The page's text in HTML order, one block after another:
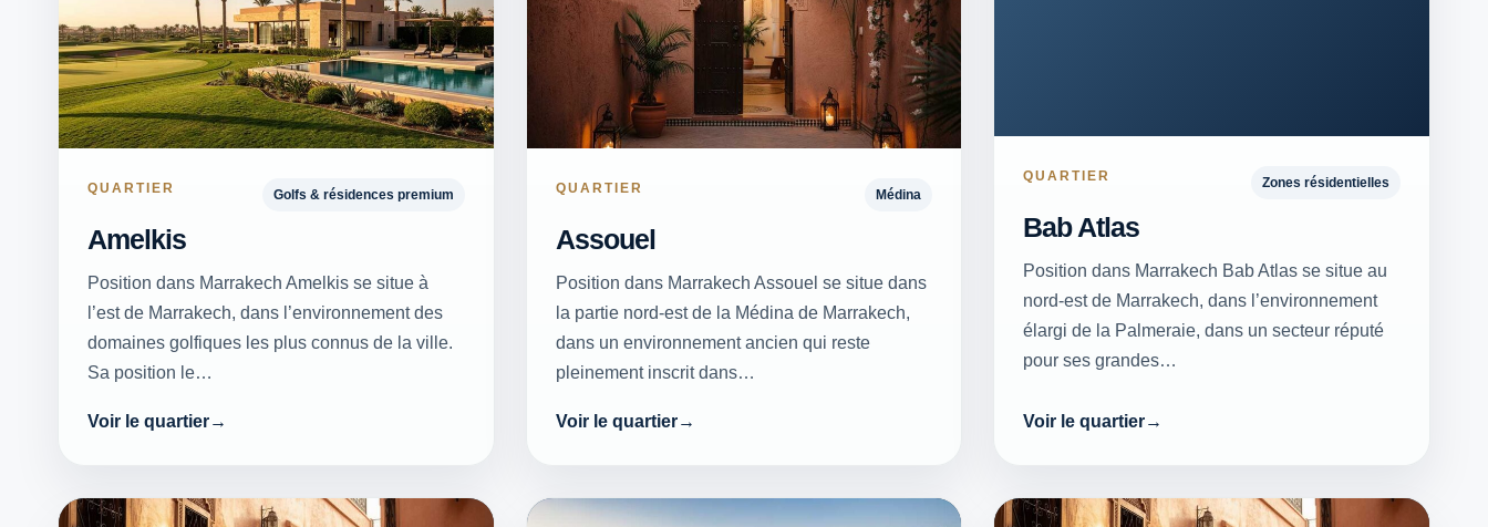
QUARTIER Golfs & résidences premium
Amelkis
Position dans Marrakech Amelkis se situe à
l’est de Marrakech, dans l’environnement des
domaines golfiques les plus connus de la ville.
Sa position le…
Voir le quartier
QUARTIER Médina
Assouel
Position dans Marrakech Assouel se situe dans
la partie nord-est de la Médina de Marrakech,
dans un environnement ancien qui reste
pleinement inscrit dans…
Voir le quartier
QUARTIER Zones résidentielles
Bab Atlas
Position dans Marrakech Bab Atlas se situe au
nord-est de Marrakech, dans l’environnement
élargi de la Palmeraie, dans un secteur réputé
pour ses grandes…
Voir le quartier